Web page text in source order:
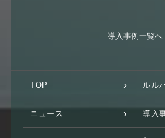
導入事例一覧へ
TOP ルル
ニュース 導入